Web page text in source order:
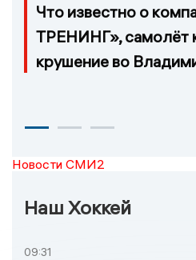
Что известно о
ТРЕНИНГ», самолёт
крушение во
Новости СМИ2
Наш Хоккей
09:31